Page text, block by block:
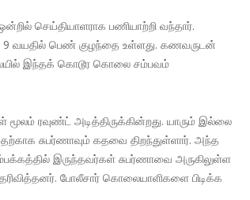
செய்தியாளராக பணியாற்றி வந்தார்.
9 வயதில் பெண் குழந்தை உள்ளது. கணவருடன்
இந்தக் கொடூர கொலை சம்பவம்
மூலம் ரவுண்ட் அடித்திருக்கின்றது. யாரும் இல்லை
சுபர்ணாவும் கதவை திறந்துள்ளார். அந்த
இருந்தவர்கள் சுபர்ணாவை அருகிலுள்ள
போலீசார் கொலையாளிகளை பிடிக்க